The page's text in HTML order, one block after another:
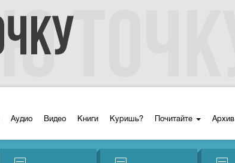
Аудио Видео Книги Куришь? Почитайте Архив